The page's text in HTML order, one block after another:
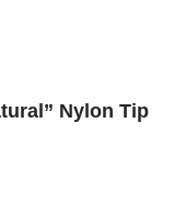
Nylon Tip